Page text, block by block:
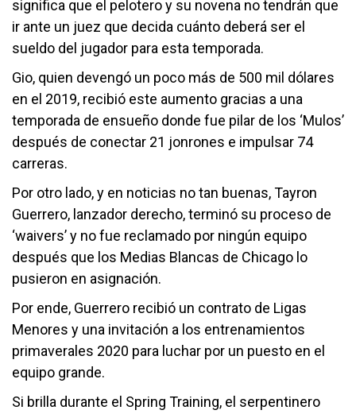
significa que el pelotero y su novena no tendrán que
ir ante un juez que decida cuánto deberá ser el
sueldo del jugador para esta temporada.
Gio, quien devengó un poco más de 500 mil dólares
en el 2019, recibió este aumento gracias a una
temporada de ensueño donde fue pilar de los ‘Mulos’
después de conectar 21 jonrones e impulsar 74
carreras.
Por otro lado, y en noticias no tan buenas, Tayron
Guerrero, lanzador derecho, terminó su proceso de
‘waivers’ y no fue reclamado por ningún equipo
después que los Medias Blancas de Chicago lo
pusieron en asignación.
Por ende, Guerrero recibió un contrato de Ligas
Menores y una invitación a los entrenamientos
primaverales 2020 para luchar por un puesto en el
equipo grande.
Si brilla durante el Spring Training, el serpentinero